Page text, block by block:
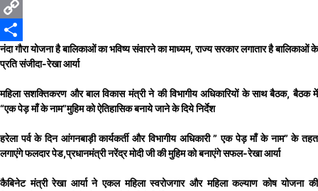
X
Copy
Link
Share
नंदा गौरा योजना है बालिकाओं का भविष्य संवारने का माध्यम, राज्य सरकार लगातार है बालिकाओं के
प्रति संजीदा-रेखा आर्या
महिला सशक्तिकरण और बाल विकास मंत्री ने की विभागीय अधिकारियों के साथ बैठक, बैठक में
“एक पेड़ माँ के नाम”मुहिम को ऐतिहासिक बनाये जाने के दिये निर्देश
हरेला पर्व के दिन आंगनबाड़ी कार्यकर्ती और विभागीय अधिकारी ” एक पेड़ माँ के नाम” के तहत
लगाएंगे फलदार पेड,प्रधानमंत्री नरेंद्र मोदी जी की मुहिम को बनाएंगे सफल-रेखा आर्या
कैबिनेट मंत्री रेखा आर्या ने एकल महिला स्वरोजगार और महिला कल्याण कोष योजना की